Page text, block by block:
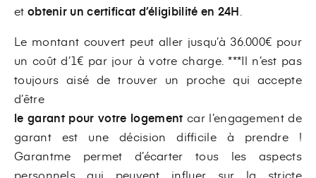
et obtenir un certificat d’éligibilité en 24H
Le montant couvert peut aller jusqu’à 36.000€ pour
un coût d’1€ par jour à votre charge. ***Il n’est pas
toujours aisé de trouver un proche qui accepte
d’être
le garant pour votre logement car l’engagement de
garant est une décision difficile à prendre !
Garantme permet d’écarter tous les aspects
personnels qui peuvent influer sur la stricte